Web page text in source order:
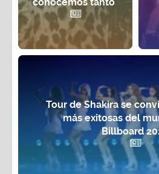
Tour de Shakira se
más exitosas del
Billboard